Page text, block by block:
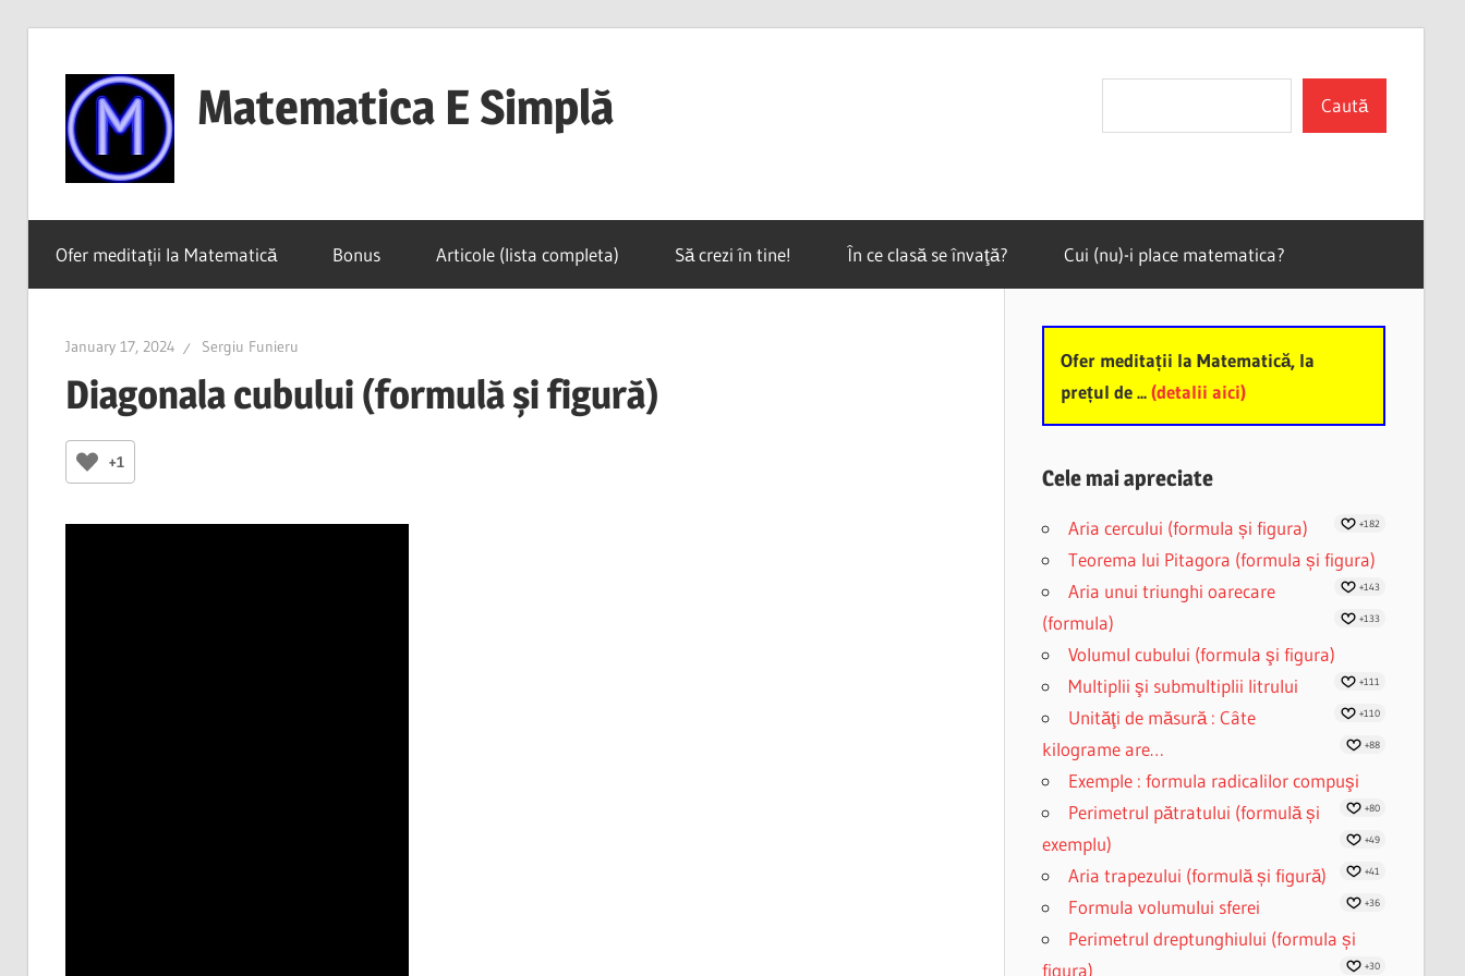
content
Matematica E Simplă
ales
dacă
o
Caută
Ofer meditații la Matematică Bonus Articole (lista completa) Să crezi în tine! În ce clasă se învaţă? Cui (nu)-i place matematica?
January 17, 2024 Sergiu Funieru
Diagonala cubului (formulă și figură)
+1
Ofer meditații la Matematică, la
prețul de ...(detalii aici)
Cele mai apreciate
Aria cercului (formula și figura) +182
Teorema lui Pitagora (formula și figura)
+143
Aria unui triunghi oarecare
(formula)
+133
Volumul cubului (formula şi figura)
+111
Multiplii şi submultiplii litrului
+110
Unităţi de măsură : Câte
kilograme are…
+88
Exemple : formula radicalilor compuşi
+80
Perimetrul pătratului (formulă și
exemplu)
+49
Aria trapezului (formulă și figură) +41
Formula volumului sferei +36
Perimetrul dreptunghiului (formula și
figura)
+30